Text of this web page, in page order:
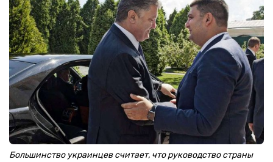
Большинство украинцев считает, что руководство страны